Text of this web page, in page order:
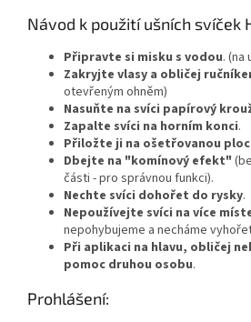
Návod k použití ušních svíček
Připravte si misku s vodou. (na
Zakryjte vlasy a obličej
otevřeným ohněm)
Nasuňte na svíci papírový
Zapalte svíci na horním konci.
Přiložte ji na ošetřovanou
Dbejte na "komínový efekt"
části - pro správnou funkci).
Nechte svíci dohořet do rysky.
Nepoužívejte svíci na více
nepohybujeme a necháme
Při aplikaci na hlavu, obličej
pomoc druhou osobu.
Prohlášení: